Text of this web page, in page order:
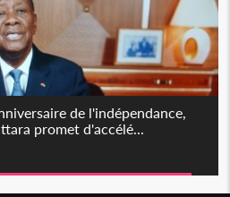
de l'indépendance,
promet d'accélé...